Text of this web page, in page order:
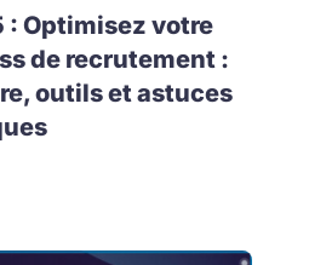
: Optimisez votre
de recrutement :
outils et astuces